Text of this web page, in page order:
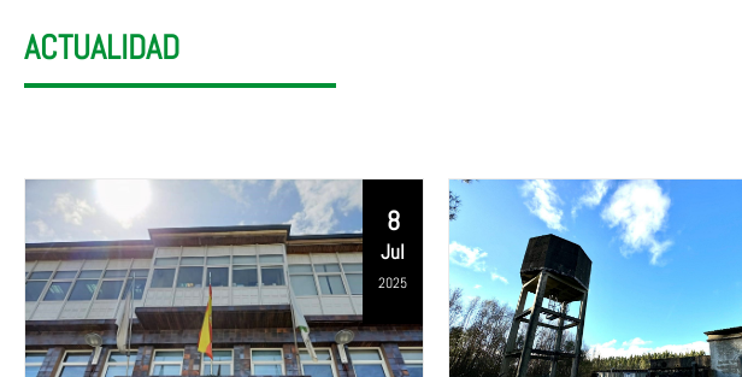
ACTUALIDAD
8
Jul
2025